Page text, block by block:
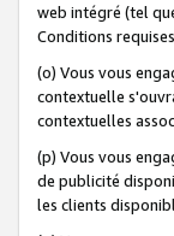
web intégré (tel
Conditions
(o) Vous vous
contextuelle
contextuelles
(p) Vous vous
de publicité
les clients